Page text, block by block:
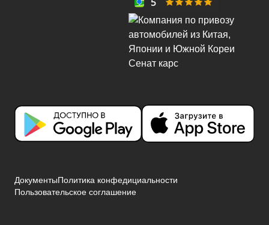
ДокументыПолитика конфедициальности
Пользовательское соглашение